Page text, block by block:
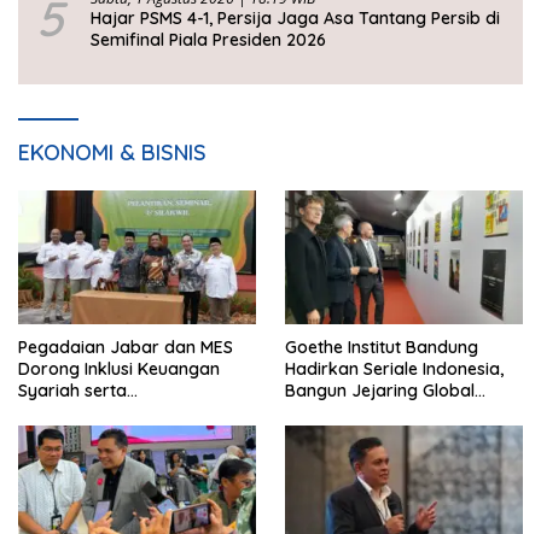
5
Hajar PSMS 4-1, Persija Jaga Asa Tantang Persib di
Semifinal Piala Presiden 2026
EKONOMI & BISNIS
Pegadaian Jabar dan MES
Dorong Inklusi Keuangan
Syariah serta
Goethe Institut Bandung
Hadirkan Seriale Indonesia,
Bangun Jejaring Global